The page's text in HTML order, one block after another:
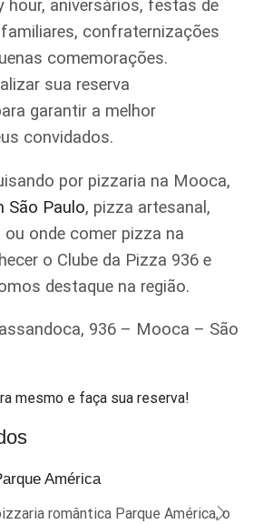
hour, aniversários, festas de
confraternizações
comemorações.
sua reserva
garantir a melhor
convidados.
por pizzaria na Mooca,
São Paulo, pizza artesanal,
onde comer pizza na
o Clube da Pizza 936 e
destaque na região.
936 – Mooca – São
mesmo e faça sua reserva!
América
romântica Parque América, o